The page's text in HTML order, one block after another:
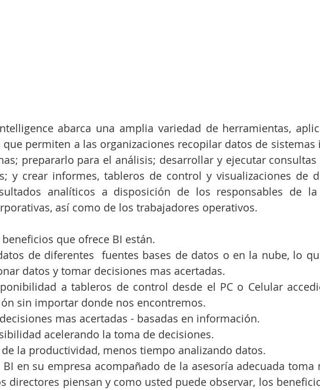
abarca una amplia variedad de herramientas,
permiten a las organizaciones recopilar datos de sistemas
prepararlo para el análisis; desarrollar y ejecutar
y crear informes, tableros de control y visualizaciones de
analíticos a disposición de los responsables de
así como de los trabajadores operativos.
que ofrece BI están.
de diferentes  fuentes bases de datos o en la nube, lo
datos y tomar decisiones mas acertadas.
a tableros de control desde el PC o Celular
sin importar donde nos encontremos.
mas acertadas - basadas en información.
acelerando la toma de decisiones.
la productividad, menos tiempo analizando datos.
en su empresa acompañado de la asesoría adecuada toma
directores piensan y como usted puede observar, los